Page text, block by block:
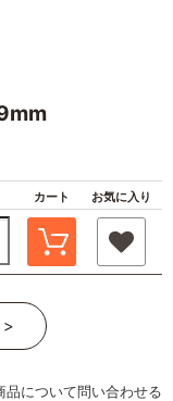
カート お気に入り
>
品について問い合わせる